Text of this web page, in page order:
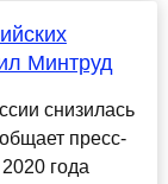
Минтруд
снизилась
пресс-
года